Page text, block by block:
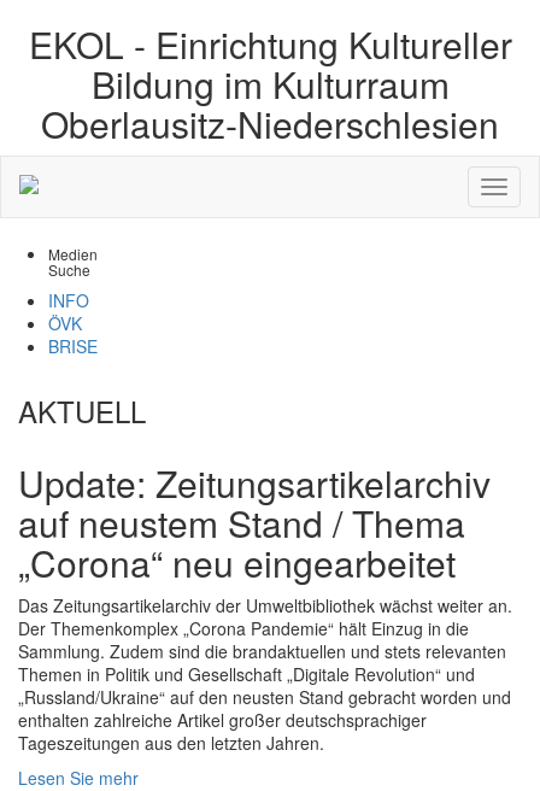
EKOL - Einrichtung Kultureller
Bildung im Kulturraum
Oberlausitz-Niederschlesien
Medien
Suche
INFO
ÖVK
BRISE
AKTUELL
Update: Zeitungsartikelarchiv
auf neustem Stand / Thema
„Corona“ neu eingearbeitet
Das Zeitungsartikelarchiv der Umweltbibliothek wächst weiter an.
Der Themenkomplex „Corona Pandemie“ hält Einzug in die
Sammlung. Zudem sind die brandaktuellen und stets relevanten
Themen in Politik und Gesellschaft „Digitale Revolution“ und
„Russland/Ukraine“ auf den neusten Stand gebracht worden und
enthalten zahlreiche Artikel großer deutschsprachiger
Tageszeitungen aus den letzten Jahren.
Lesen Sie mehr